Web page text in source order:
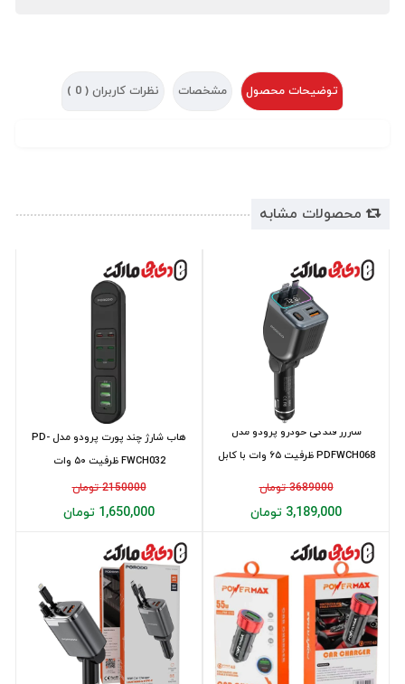
توضیحات محصول مشخصات نظرات کاربران ( 0
)
محصولات مشابه
هاب شارژ چند پورت پرودو مدل PD-
FWCH032 ظرفیت ۵۰ وات
2150000 تومان
1,650,000 تومان
شارژر فندکی خودرو پرودو مدل
PDFWCH068 ظرفیت ۶۵ وات با کابل
جمع شونده
3689000 تومان
3,189,000 تومان